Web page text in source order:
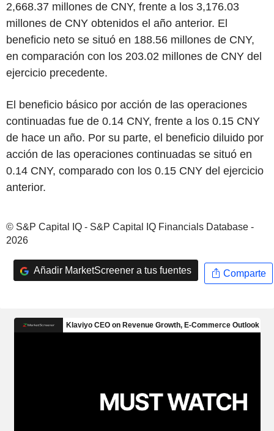
2,668.37 millones de CNY, frente a los 3,176.03
millones de CNY obtenidos el año anterior. El
beneficio neto se situó en 188.56 millones de CNY,
en comparación con los 203.02 millones de CNY del
ejercicio precedente.
El beneficio básico por acción de las operaciones
continuadas fue de 0.14 CNY, frente a los 0.15 CNY
de hace un año. Por su parte, el beneficio diluido por
acción de las operaciones continuadas se situó en
0.14 CNY, comparado con los 0.15 CNY del ejercicio
anterior.
© S&P Capital IQ - S&P Capital IQ Financials Database -
2026
Añadir MarketScreener a tus fuentes Comparte